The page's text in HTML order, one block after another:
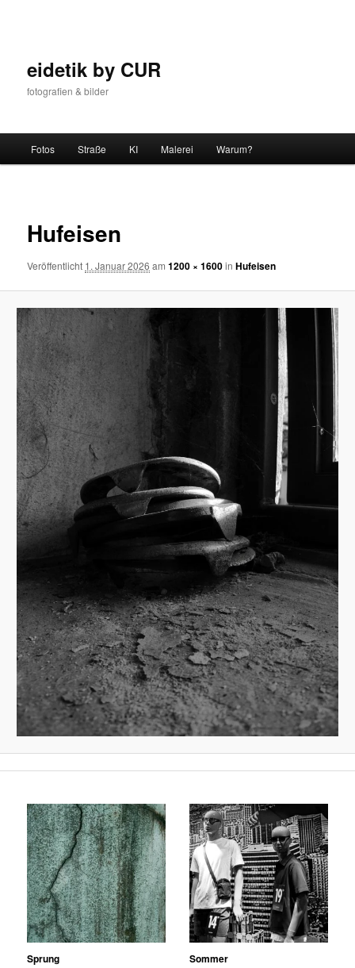
eidetik by CUR
fotografien & bilder
Fotos Straße KI Malerei Warum?
Hufeisen
Veröffentlicht 1. Januar 2026 am1200 × 1600inHufeisen
Sprung Sommer